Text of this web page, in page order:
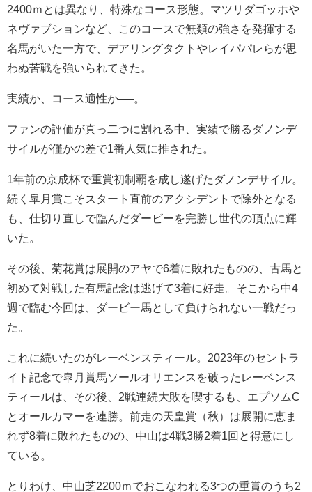
2400ｍとは異なり、特殊なコース形態。マツリダゴッホや
ネヴァブションなど、このコースで無類の強さを発揮する
名馬がいた一方で、デアリングタクトやレイパパレらが思
わぬ苦戦を強いられてきた。
実績か、コース適性か──。
ファンの評価が真っ二つに割れる中、実績で勝るダノンデ
サイルが僅かの差で1番人気に推された。
1年前の京成杯で重賞初制覇を成し遂げたダノンデサイル。
続く皐月賞こそスタート直前のアクシデントで除外となる
も、仕切り直しで臨んだダービーを完勝し世代の頂点に輝
いた。
その後、菊花賞は展開のアヤで6着に敗れたものの、古馬と
初めて対戦した有馬記念は逃げて3着に好走。そこから中4
週で臨む今回は、ダービー馬として負けられない一戦だっ
た。
これに続いたのがレーベンスティール。2023年のセントラ
イト記念で皐月賞馬ソールオリエンスを破ったレーベンス
ティールは、その後、2戦連続大敗を喫するも、エプソムC
とオールカマーを連勝。前走の天皇賞（秋）は展開に恵ま
れず8着に敗れたものの、中山は4戦3勝2着1回と得意にし
ている。
とりわけ、中山芝2200ｍでおこなわれる3つの重賞のうち2